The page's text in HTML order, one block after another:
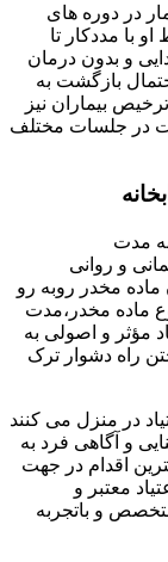
در دوره های
با مددکار تا
و بدون درمان
بازگشت به
بیماران نیز
در جلسات مختلف
مدت
و روانی
مخدر روبه رو
ماده مخدر،مدت
و اصولی به
راه دشوار ترک
در منزل می کنند
و آگاهی فرد به
اقدام در جهت
معتبر و
و باتجربه